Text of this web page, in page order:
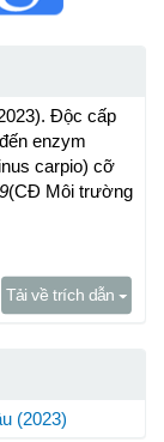
Độc cấp
enzym
carpio) cỡ
(CĐ Môi trường
Tải về trích dẫn
(2023)